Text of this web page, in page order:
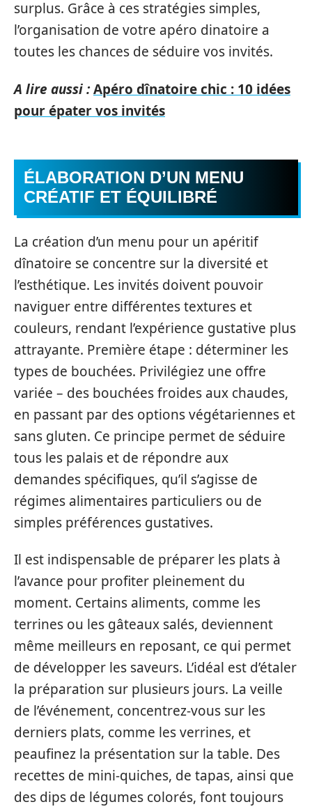
surplus. Grâce à ces stratégies simples,
l’organisation de votre apéro dinatoire a
toutes les chances de séduire vos invités.
A lire aussi :Apéro dînatoire chic : 10 idées
pour épater vos invités
ÉLABORATION D’UN MENU
CRÉATIF ET ÉQUILIBRÉ
La création d’un menu pour un apéritif
dînatoire se concentre sur la diversité et
l’esthétique. Les invités doivent pouvoir
naviguer entre différentes textures et
couleurs, rendant l’expérience gustative plus
attrayante. Première étape : déterminer les
types de bouchées. Privilégiez une offre
variée – des bouchées froides aux chaudes,
en passant par des options végétariennes et
sans gluten. Ce principe permet de séduire
tous les palais et de répondre aux
demandes spécifiques, qu’il s’agisse de
régimes alimentaires particuliers ou de
simples préférences gustatives.
Il est indispensable de préparer les plats à
l’avance pour profiter pleinement du
moment. Certains aliments, comme les
terrines ou les gâteaux salés, deviennent
même meilleurs en reposant, ce qui permet
de développer les saveurs. L’idéal est d’étaler
la préparation sur plusieurs jours. La veille
de l’événement, concentrez-vous sur les
derniers plats, comme les verrines, et
peaufinez la présentation sur la table. Des
recettes de mini-quiches, de tapas, ainsi que
des dips de légumes colorés, font toujours